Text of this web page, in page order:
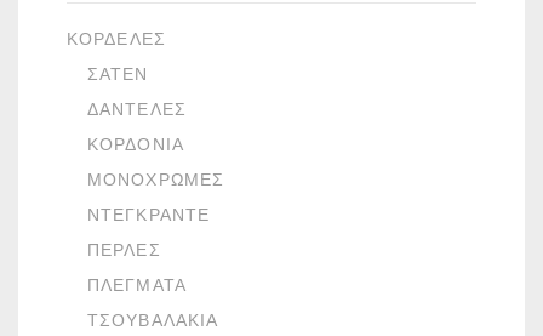
ΚΟΡΔΈΛΕΣ
ΣΑΤΈΝ
ΔΑΝΤΈΛΕΣ
ΚΟΡΔΌΝΙΑ
ΜΟΝΌΧΡΩΜΕΣ
ΝΤΕΓΚΡΑΝΤΈ
ΠΈΡΛΕΣ
ΠΛΈΓΜΑΤΑ
ΤΣΟΥΒΑΛΆΚΙΑ